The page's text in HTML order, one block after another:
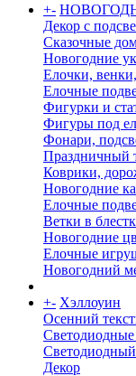
+-
Декор с
Сказочные
Новогодние
Елочки,
Елочные
Фигурки и
Фигуры под
Фонари,
Праздничный
Коврики,
Новогодние
Елочные
Ветки в
Новогодние
Елочные
Новогодний
+- Хэллоуин
Осенний
Светодиодный
Декор